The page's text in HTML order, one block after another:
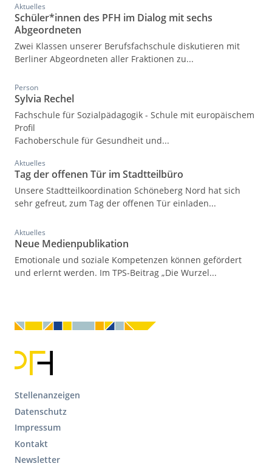
Aktuelles
Schüler*innen des PFH im Dialog mit sechs
Abgeordneten
Zwei Klassen unserer Berufsfachschule diskutieren mit
Berliner Abgeordneten aller Fraktionen zu...
Person
Sylvia Rechel
Fachschule für Sozialpädagogik - Schule mit europäischem
Profil
Fachoberschule für Gesundheit und...
Aktuelles
Tag der offenen Tür im Stadtteilbüro
Unsere Stadtteilkoordination Schöneberg Nord hat sich
sehr gefreut, zum Tag der offenen Tür einladen...
Aktuelles
Neue Medienpublikation
Emotionale und soziale Kompetenzen können gefördert
und erlernt werden. Im TPS-Beitrag „Die Wurzel...
F
o
o
t
e
r
Stellenanzeigen
Datenschutz
Impressum
Kontakt
Newsletter